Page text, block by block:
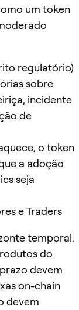
um token
regulatório)
sobre
incidente
de
o token
a adoção
seja
e Traders
temporal:
do
devem
on-chain
devem